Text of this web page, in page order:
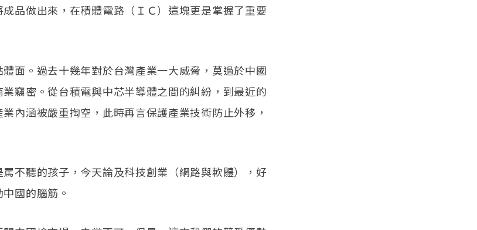
品做出來，在積體電路（ＩＣ）這塊更是掌握了重要
面。過去十幾年對於台灣產業一大威脅，莫過於中國
竊密。從台積電與中芯半導體之間的糾紛，到最近的
內涵被嚴重掏空，此時再言保護產業技術防止外移，
不聽的孩子，今天論及科技創業（網路與軟體），好
國的腦筋。